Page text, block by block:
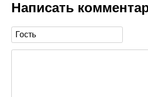
Написать